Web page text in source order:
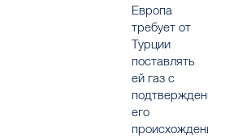
Европа
требует от
Турции
поставлять
ей газ с
его
происхождения